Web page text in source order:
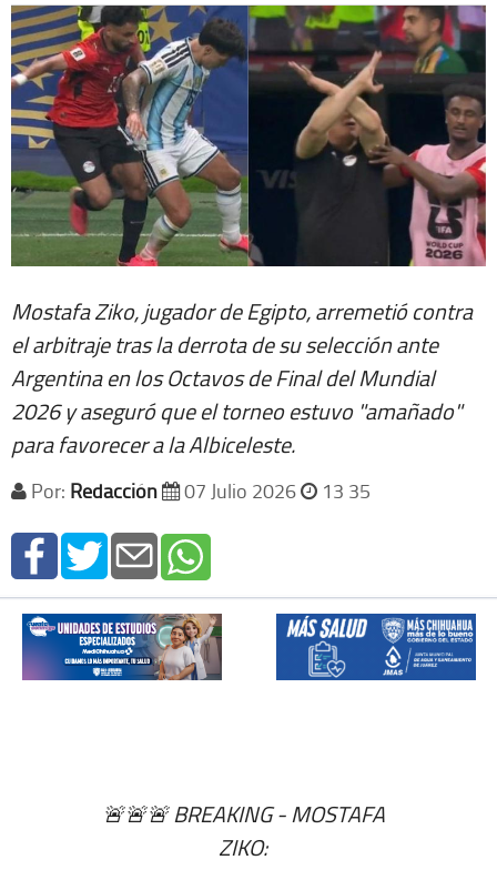
Mostafa Ziko, jugador de Egipto, arremetió contra
el arbitraje tras la derrota de su selección ante
Argentina en los Octavos de Final del Mundial
2026 y aseguró que el torneo estuvo "amañado"
para favorecer a la Albiceleste.
Por: Redacción 07 Julio 2026 13 35
🚨🚨🚨 BREAKING - MOSTAFA
ZIKO: